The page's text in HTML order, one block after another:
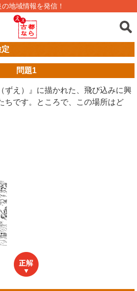
の地域情報を発信！
問題1
ずえ）』に描かれた、飛び込みに興
ちです。ところで、この場所はど